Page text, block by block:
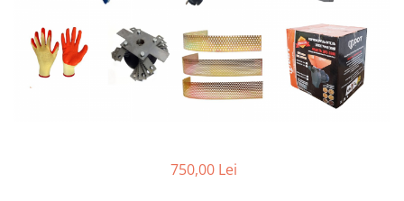
750,00 Lei